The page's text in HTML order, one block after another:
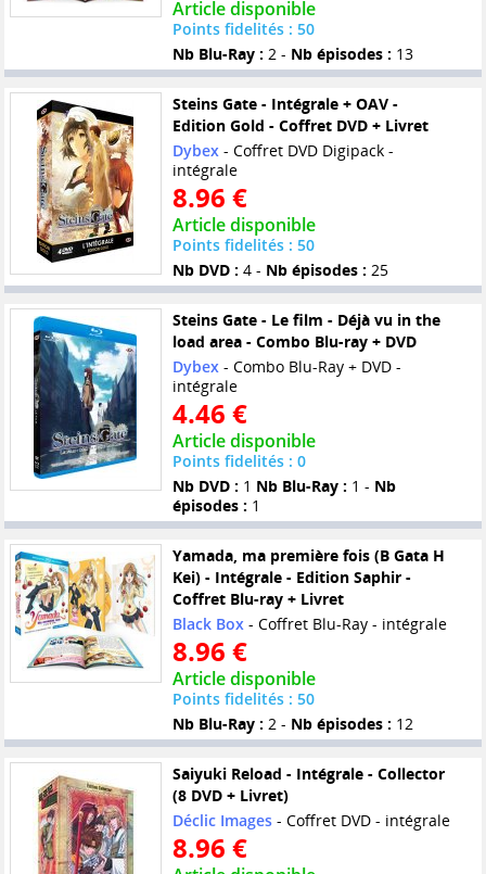
Article disponible
Points fidelités : 50
Nb Blu-Ray : 2 - Nb épisodes : 13
Steins Gate - Intégrale + OAV -
Edition Gold - Coffret DVD + Livret
Dybex- Coffret DVD Digipack -
intégrale
8.96 €
Article disponible
Points fidelités : 50
Nb DVD : 4 - Nb épisodes : 25
Steins Gate - Le film - Déjà vu in the
load area - Combo Blu-ray + DVD
Dybex- Combo Blu-Ray + DVD -
intégrale
4.46 €
Article disponible
Points fidelités : 0
Nb DVD : 1 Nb Blu-Ray : 1 - Nb
épisodes : 1
Yamada, ma première fois (B Gata H
Kei) - Intégrale - Edition Saphir -
Coffret Blu-ray + Livret
Black Box- Coffret Blu-Ray - intégrale
8.96 €
Article disponible
Points fidelités : 50
Nb Blu-Ray : 2 - Nb épisodes : 12
Saiyuki Reload - Intégrale - Collector
(8 DVD + Livret)
Déclic Images- Coffret DVD - intégrale
8.96 €